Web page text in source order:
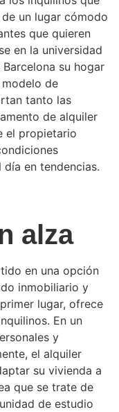
un lugar cómodo
que quieren
en la universidad
su hogar
de
tanto las
de alquiler
el propietario
en tendencias.
alza
en una opción
inmobiliario y
lugar, ofrece
En un
y
el alquiler
su vivienda a
que se trate de
de estudio